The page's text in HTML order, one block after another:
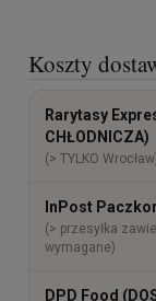
Koszty
Cena nie zawiera
Rarytasy
CHŁODNICZA)
(> TYLKO
InPost
(> przesyłka
wymagane)
DPD Food